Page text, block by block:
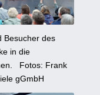
Besucher des
in die
Fotos: Frank
gGmbH